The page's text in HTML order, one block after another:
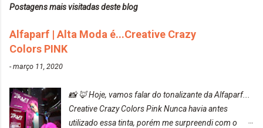
Postagens mais visitadas deste blog
Alfaparf | Alta Moda é...Creative Crazy
Colors PINK
-março 11, 2020
📸 🦊 Hoje, vamos falar do tonalizante da Alfaparf...
Creative Crazy Colors Pink Nunca havia antes
utilizado essa tinta, porém me surpreendi com o